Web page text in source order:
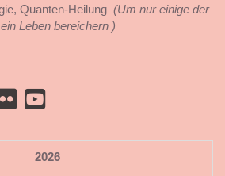
Quanten-Heilung (Um nur einige der
Leben bereichern )
2026